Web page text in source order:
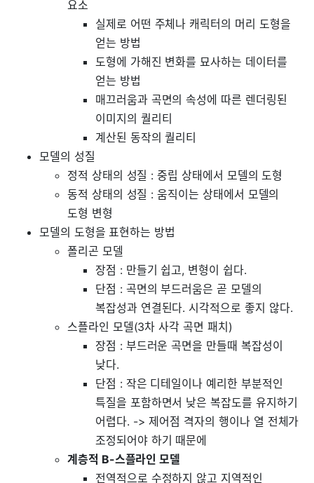
요소
실제로 어떤 주체나 캐릭터의 머리 도형을
얻는 방법
도형에 가해진 변화를 묘사하는 데이터를
얻는 방법
매끄러움과 곡면의 속성에 따른 렌더링된
이미지의 퀄리티
계산된 동작의 퀄리티
모델의 성질
정적 상태의 성질 : 중립 상태에서 모델의 도형
동적 상태의 성질 : 움직이는 상태에서 모델의
도형 변형
모델의 도형을 표현하는 방법
폴리곤 모델
장점 : 만들기 쉽고, 변형이 쉽다.
단점 : 곡면의 부드러움은 곧 모델의
복잡성과 연결된다. 시각적으로 좋지 않다.
스플라인 모델(3차 사각 곡면 패치)
장점 : 부드러운 곡면을 만들때 복잡성이
낮다.
단점 : 작은 디테일이나 예리한 부분적인
특질을 포함하면서 낮은 복잡도를 유지하기
어렵다. -> 제어점 격자의 행이나 열 전체가
조정되어야 하기 때문에
계층적 B-스플라인 모델
전역적으로 수정하지 않고 지역적인